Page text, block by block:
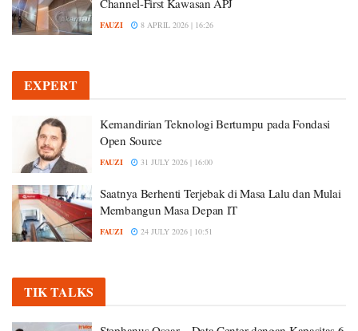
FAUZI 8 APRIL 2026 | 16:26
EXPERT
Kemandirian Teknologi Bertumpu pada Fondasi
Open Source
FAUZI 31 JULY 2026 | 16:00
Saatnya Berhenti Terjebak di Masa Lalu dan Mulai
Membangun Masa Depan IT
FAUZI 24 JULY 2026 | 10:51
TIK TALKS